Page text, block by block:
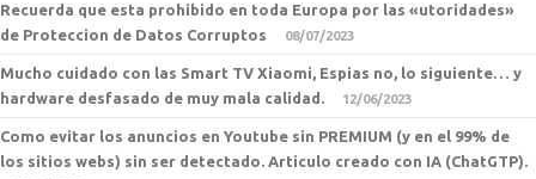
Recuerda que esta prohibido en toda Europa por las «utoridades»
de Proteccion de Datos Corruptos
08/07/2023
Mucho cuidado con las Smart TV Xiaomi, Espias no, lo siguiente… y
hardware desfasado de muy mala calidad.
12/06/2023
Como evitar los anuncios en Youtube sin PREMIUM (y en el 99% de
los sitios webs) sin ser detectado. Articulo creado con IA (ChatGTP).